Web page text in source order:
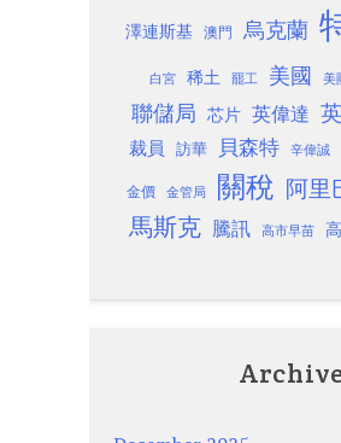
澤連斯基 澳門 烏克蘭
白宮 稀土 罷工 美國 美
聯儲局 芯片 英偉達
裁員 訪華 貝森特 辛偉誠
金價 金管局 關稅 阿里
馬斯克 騰訊 高市早苗